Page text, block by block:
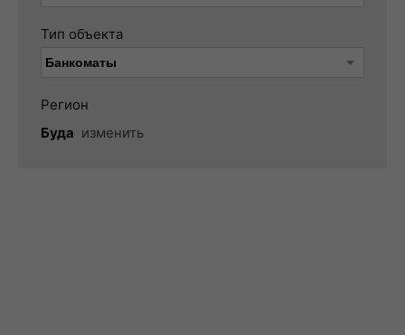
Тип объекта
Регион
Буда изменить